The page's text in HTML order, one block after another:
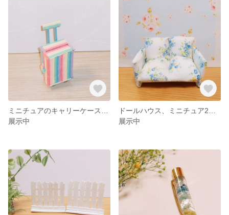
展示中
展示中